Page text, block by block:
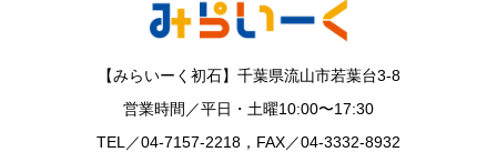
【みらいーく初石】千葉県流山市若葉台3-8
営業時間／平日・土曜10:00〜17:30
TEL／04-7157-2218，FAX／04-3332-8932